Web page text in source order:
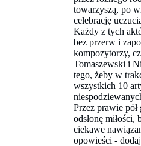
towarzyszą, po
celebrację
Każdy z tych
bez przerw i
kompozytorzy,
Tomaszewski i
tego, żeby w
wszystkich 10
Przez prawie
odsłonę
ciekawe
opowieści -